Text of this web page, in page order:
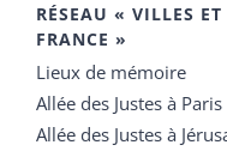
RÉSEAU « VILLES
FRANCE »
Lieux de mémoire
Allée des Justes à Paris
Allée des Justes à